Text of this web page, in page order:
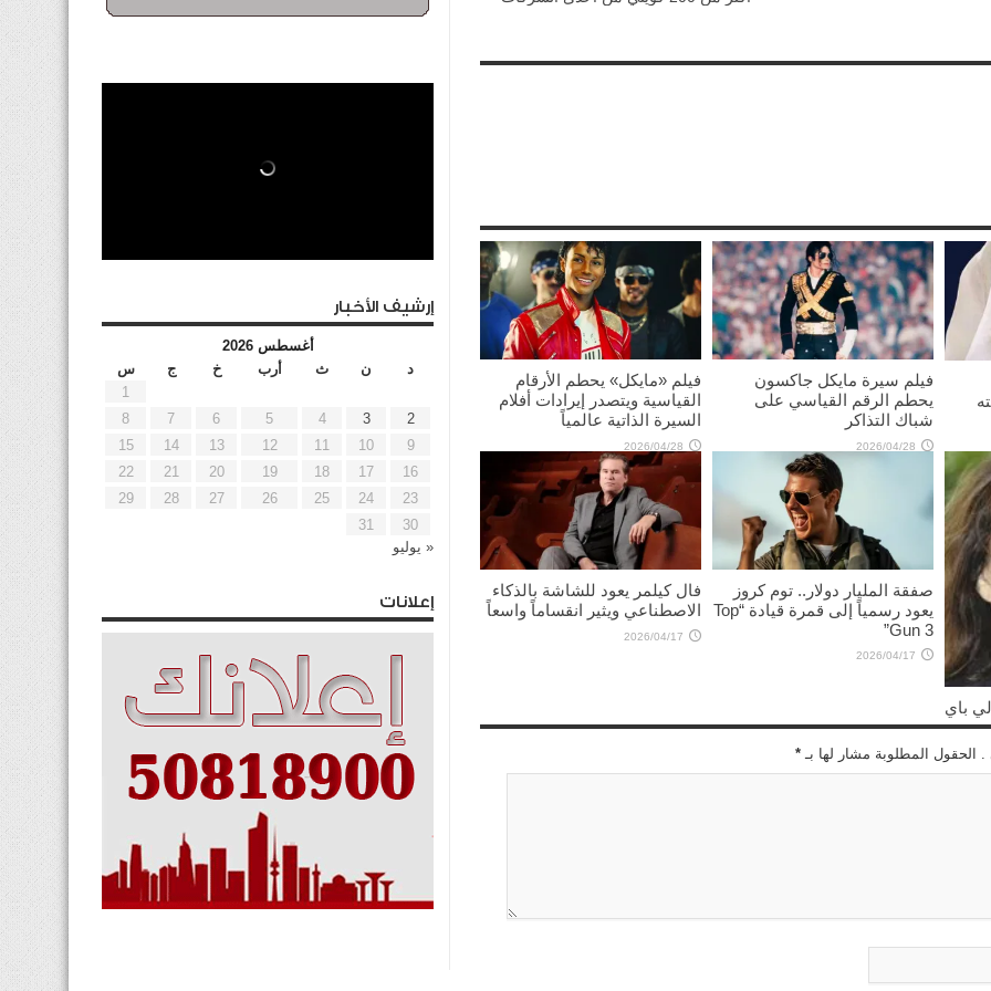
فيلم سيرة مايكل جاكسون
يحطم الرقم القياسي على
شباك التذاكر
2026/04/28
فيلم «مايكل» يحطم الأرقام
القياسية ويتصدر إيرادات أفلام
السيرة الذاتية عالمياً
2026/04/28
باي
صفقة المليار دولار.. توم كروز
يعود رسمياً إلى قمرة قيادة “Top
Gun 3”
2026/04/17
فال كيلمر يعود للشاشة بالذكاء
الاصطناعي ويثير انقساماً واسعاً
2026/04/17
. الحقول المطلوبة مشار لها بـ *
إرشيف الأخبار
أغسطس 2026
د
ن ث أرب خ ج
س
1
2
3
4
5
6
7
8
9
10
11
12
13
14
15
16
17
18
19
20
21
22
23
24
25
26
27
28
29
30
31
« يوليو
إعلانات